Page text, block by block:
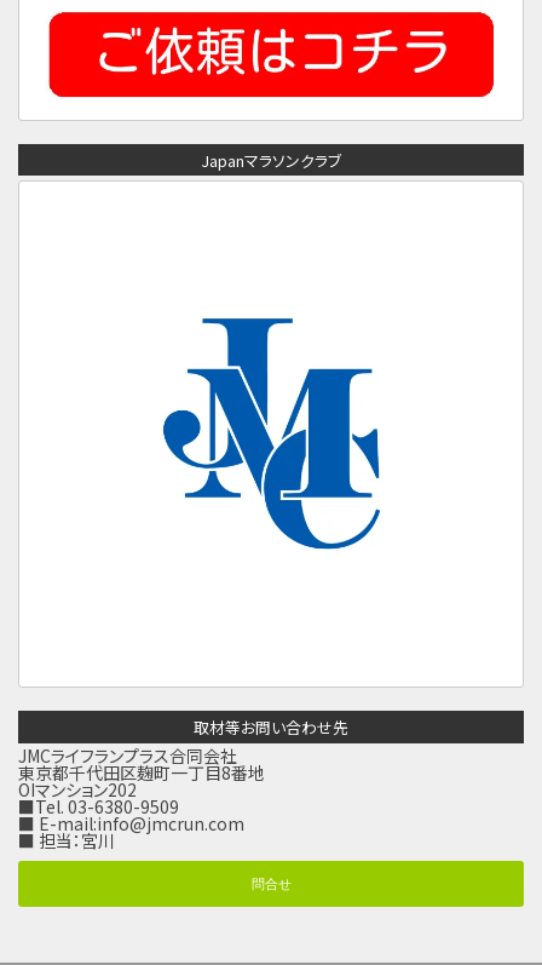
Japanマラソンクラブ
取材等お問い合わせ先
JMCライフランプラス合同会社
東京都千代田区麹町一丁目8番地
OIマンション202
■Tel. 03-6380-9509
■ E-mail:info@jmcrun.com
■ 担当：宮川
問合せ